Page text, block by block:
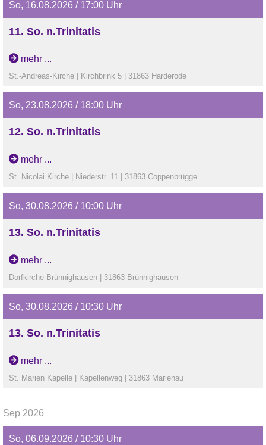
So, 16.08.2026 / 17:00 Uhr
11. So. n.Trinitatis
Sommerkirche: Regionaler Gottesdienst in Harderode mit
dem Chor NesselbergerTon
mehr ...
St.-Andreas-Kirche | Kirchbrink 5 | 31863 Harderode
So, 23.08.2026 / 18:00 Uhr
12. So. n.Trinitatis
Gottesdienst „Herztöne“ in Coppenbrügge mit Popkantorin
Hanna Jursch
mehr ...
St. Nicolai Kirche | Niederstr. 11 | 31863 Coppenbrügge
So, 30.08.2026 / 10:00 Uhr
13. So. n.Trinitatis
Zeltgottesdienst in Brünnighausen
mehr ...
Dorfkirche Brünnighausen | 31863 Brünnighausen
So, 30.08.2026 / 10:30 Uhr
13. So. n.Trinitatis
Gottesdienst in Marienau
mehr ...
St. Marien Kapelle | Kapellenweg | 31863 Marienau
Sep 2026
So, 06.09.2026 / 10:30 Uhr